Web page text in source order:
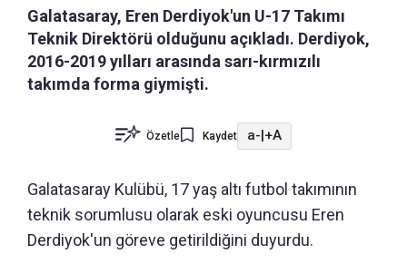
Galatasaray, Eren Derdiyok'un U-17 Takımı
Teknik Direktörü olduğunu açıkladı. Derdiyok,
2016-2019 yılları arasında sarı-kırmızılı
takımda forma giymişti.
Özetle Kaydet a- +A
Galatasaray Kulübü, 17 yaş altı futbol takımının
teknik sorumlusu olarak eski oyuncusu Eren
Derdiyok'un göreve getirildiğini duyurdu.